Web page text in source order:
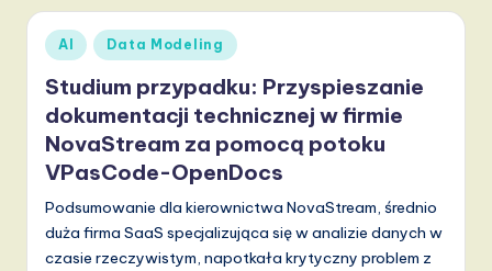
o
f
t
w
a
r
e
Posted
in
AI Data Modeling
Studium przypadku: Przyspieszanie
dokumentacji technicznej w firmie
NovaStream za pomocą potoku
VPasCode-OpenDocs
Podsumowanie dla kierownictwa NovaStream, średnio
duża firma SaaS specjalizująca się w analizie danych w
czasie rzeczywistym, napotkała krytyczny problem z